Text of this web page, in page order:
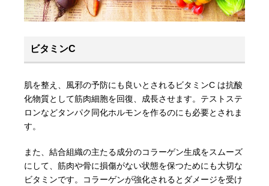
ビタミンC
肌を整え、風邪の予防にも良いとされるビタミンC は抗酸
化物質として筋肉細胞を回復、成長させます。テストステ
ロンなどタンパク同化ホルモンを作るのにも必要とされま
す。
また、結合組織の主たる成分のコラーゲン生成をスムーズ
にして、筋肉や骨に損傷がない状態を保つためにも大切な
ビタミンです。コラーゲンが強化されるとダメージを受け